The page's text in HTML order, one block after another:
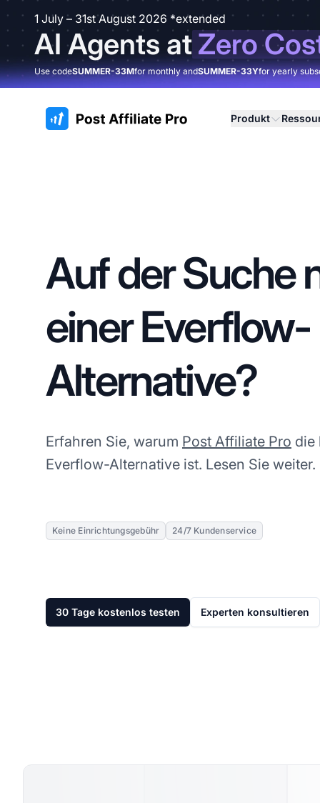
1 July – 31st August 2026 *extended
AI Agents atZero
Use codeSUMMER-33Mfor monthly andSUMMER-33Yfor yearly
:site.title Produkt
Auf der Suche
einer Everflow-
Alternative?
Erfahren Sie, warum Post Affiliate Pro die
Everflow-Alternative ist. Lesen Sie weiter.
Keine Einrichtungsgebühr 24/7 Kundenservice
30 Tage kostenlos testen Experten konsultieren